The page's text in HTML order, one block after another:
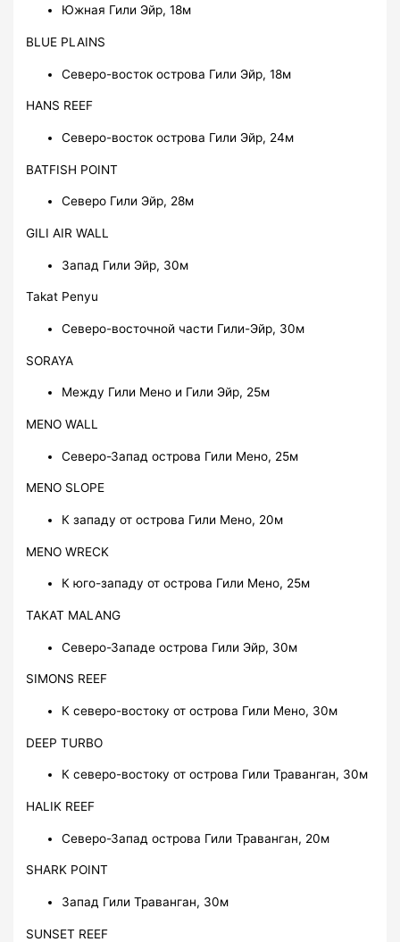
Южная Гили Эйр, 18м
BLUE PLAINS
Северо-восток острова Гили Эйр, 18м
HANS REEF
Северо-восток острова Гили Эйр, 24м
BATFISH POINT
Северо Гили Эйр, 28м
GILI AIR WALL
Запад Гили Эйр, 30м
Takat Penyu
Северо-восточной части Гили-Эйр, 30м
SORAYA
Между Гили Мено и Гили Эйр, 25м
MENO WALL
Северо-Запад острова Гили Мено, 25м
MENO SLOPE
К западу от острова Гили Мено, 20м
MENO WRECK
К юго-западу от острова Гили Мено, 25м
TAKAT MALANG
Северо-Западе острова Гили Эйр, 30м
SIMONS REEF
К северо-востоку от острова Гили Мено, 30м
DEEP TURBO
К северо-востоку от острова Гили Траванган, 30м
HALIK REEF
Северо-Запад острова Гили Траванган, 20м
SHARK POINT
Запад Гили Траванган, 30м
SUNSET REEF